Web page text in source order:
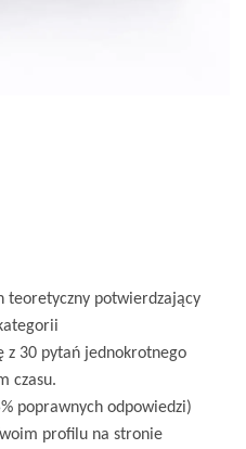
teoretyczny potwierdzający
z 30 pytań jednokrotnego
czasu.
poprawnych odpowiedzi)
profilu na stronie